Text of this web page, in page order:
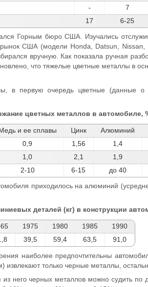
-
7
17 6-25
Горным бюро США. Изучались
США (модели Honda, Datsun,
вручную. Как показала ручная
что тяжелые цветные металлы в
в первую очередь цветные (данные о
цветных металлов в автомобиле,
Медь и ее сплавы Цинк Алюминий
0,9 1,56 1,4
1,0 2,1 1,9
2-10 6-15 до 40
приходилось на алюминий
деталей (кг) в конструкции
1975 1980 1985
1990
39,5 59,4 63,5 91,0
наиболее предпочтительны
только черные металлы,
него черных металлов можно судить по